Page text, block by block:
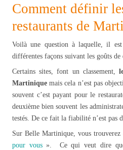
Comment définir
restaurants de
Voilà une question à laquelle, il
différentes façons suivant les goûts de
Certains sites, font un classement,
Martinique mais cela n’est pas
souvent c’est payant pour le
deuxième bien souvent les
testés. De ce fait la fiabilité n’est pas
Sur Belle Martinique, vous trouverez
pour vous». Ce qui veut dire que